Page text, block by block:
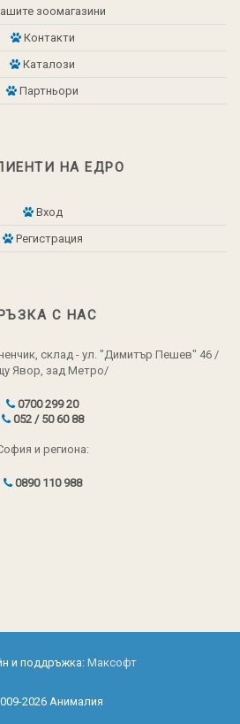
зоомагазини
Контакти
Каталози
Партньори
НА ЕДРО
Вход
Регистрация
С НАС
склад - ул. "Димитър Пешев" 46 /
Явор, зад Метро/
0700 299 20
052 / 50 60 88
и региона:
0890 110 988
и поддръжка: Максофт
2026 Анималия